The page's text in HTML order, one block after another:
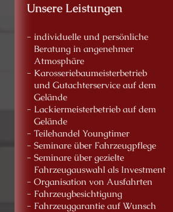
Unsere Leistungen
- individuelle und persönliche
Beratung in angenehmer
Atmosphäre
- Karosseriebaumeisterbetrieb
und Gutachterservice auf dem
Gelände
- Lackiermeisterbetrieb auf dem
Gelände
- Teilehandel Youngtimer
- Seminare über Fahrzeugpflege
- Seminare über gezielte
Fahrzeugauswahl als Investment
- Organisation von Ausfahrten
- Fahrzeugbesichtigung
- Fahrzeuggarantie auf Wunsch